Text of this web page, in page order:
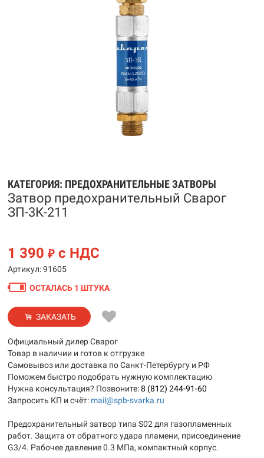
КАТЕГОРИЯ: ПРЕДОХРАНИТЕЛЬНЫЕ ЗАТВОРЫ
Затвор предохранительный Сварог
ЗП-3К-211
1 390 ₽ с НДС
Артикул: 91605
ОСТАЛАСЬ 1 ШТУКА
ЗАКАЗАТЬ
Официальный дилер Сварог
Товар в наличии и готов к отгрузке
Самовывоз или доставка по Санкт-Петербургу и РФ
Поможем быстро подобрать нужную комплектацию
Нужна консультация? Позвоните:8 (812) 244-91-60
Запросить КП и счёт: mail@spb-svarka.ru
Предохранительный затвор типа S02 для газопламенных
работ. Защита от обратного удара пламени, присоединение
G3/4. Рабочее давление 0.3 МПа, компактный корпус.